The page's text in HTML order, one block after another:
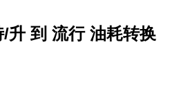
升 到 流行 油耗转换